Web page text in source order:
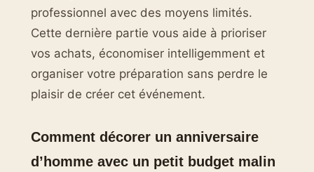
professionnel avec des moyens limités.
Cette dernière partie vous aide à prioriser
vos achats, économiser intelligemment et
organiser votre préparation sans perdre le
plaisir de créer cet événement.
Comment décorer un anniversaire
d’homme avec un petit budget malin